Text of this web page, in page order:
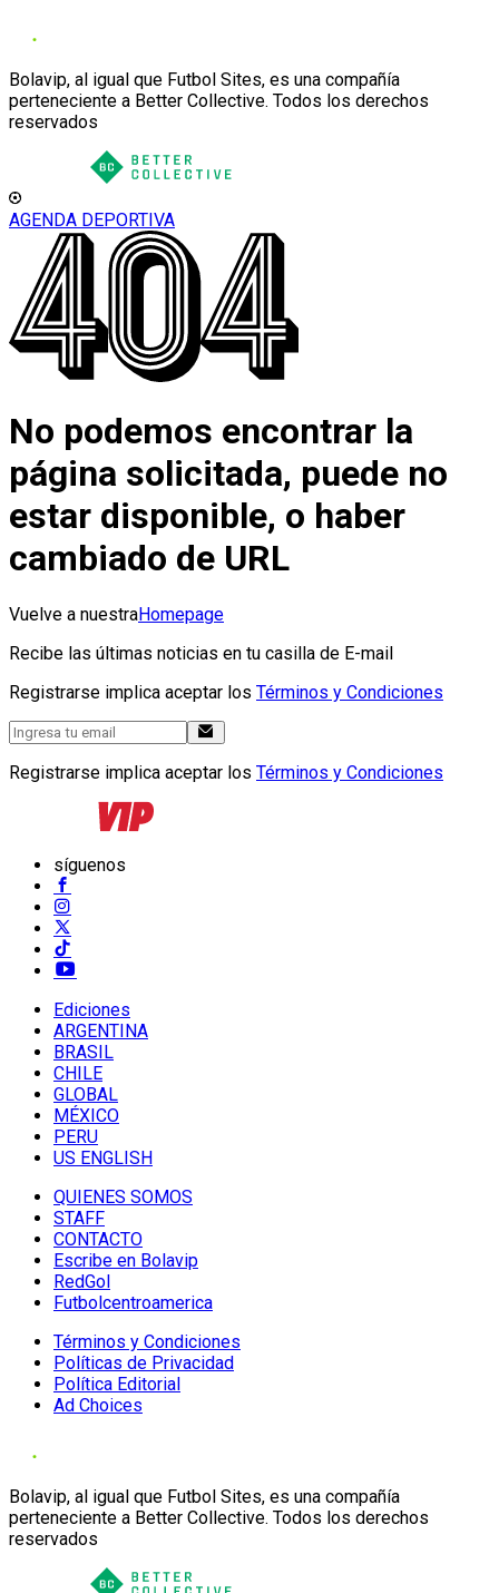
Bolavip, al igual que Futbol Sites, es una compañía
perteneciente a Better Collective. Todos los derechos
reservados
AGENDA DEPORTIVA
No podemos encontrar la
página solicitada, puede no
estar disponible, o haber
cambiado de URL
Vuelve a nuestraHomepage
Recibe las últimas noticias en tu casilla de E-mail
Registrarse implica aceptar los Términos y Condiciones
Registrarse implica aceptar los Términos y Condiciones
síguenos
Ediciones
ARGENTINA
BRASIL
CHILE
GLOBAL
MÉXICO
PERU
US ENGLISH
QUIENES SOMOS
STAFF
CONTACTO
Escribe en Bolavip
RedGol
Futbolcentroamerica
Términos y Condiciones
Políticas de Privacidad
Política Editorial
Ad Choices
Bolavip, al igual que Futbol Sites, es una compañía
perteneciente a Better Collective. Todos los derechos
reservados